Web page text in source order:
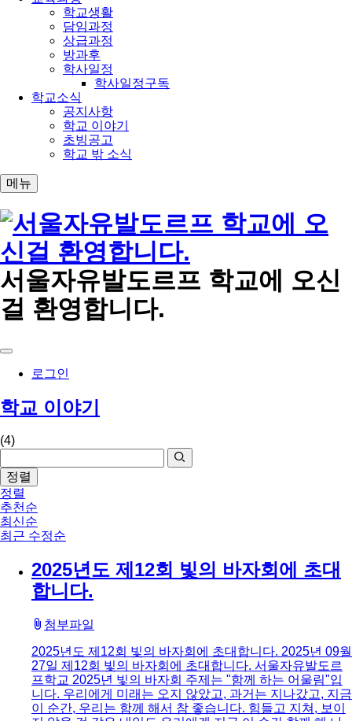
학교생활
담임과정
상급과정
방과후
학사일정
학사일정구독
학교소식
공지사항
학교 이야기
초빙공고
학교 밖 소식
메뉴
서울자유발도르프 학교에 오신
걸 환영합니다.
로그인
학교 이야기
(4)
정렬
정렬
추천순
최신순
최근 수정순
2025년도 제12회 빛의 바자회에 초대
합니다.
첨부파일
2025년도 제12회 빛의 바자회에 초대합니다. 2025년 09월
27일 제12회 빛의 바자회에 초대합니다. ​서울자유발도르
프학교 2025년 빛의 바자회 주제는 "함께 하는 어울림"입
니다. 우리에게 미래는 오지 않았고, 과거는 지나갔고, 지금
이 순간, 우리는 함께 해서 참 좋습니다. 힘들고 지쳐, 보이